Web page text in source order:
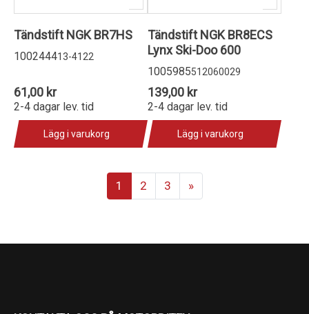
Tändstift NGK BR7HS
100244413-4122
61,00 kr
2-4 dagar lev. tid
Lägg i varukorg
Tändstift NGK BR8ECS
Lynx Ski-Doo 600
1005985512060029
139,00 kr
2-4 dagar lev. tid
Lägg i varukorg
1 2 3 »